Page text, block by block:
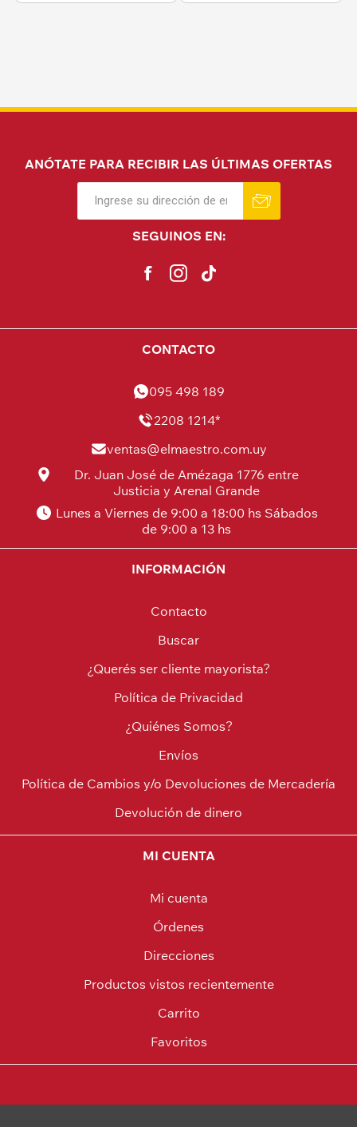
ANÓTATE PARA RECIBIR LAS ÚLTIMAS OFERTAS
SEGUINOS EN:
CONTACTO
095 498 189
2208 1214*
ventas@elmaestro.com.uy
Dr. Juan José de Amézaga 1776 entre
Justicia y Arenal Grande
Lunes a Viernes de 9:00 a 18:00 hs Sábados
de 9:00 a 13 hs
INFORMACIÓN
Contacto
Buscar
¿Querés ser cliente mayorista?
Política de Privacidad
¿Quiénes Somos?
Envíos
Política de Cambios y/o Devoluciones de Mercadería
Devolución de dinero
MI CUENTA
Mi cuenta
Órdenes
Direcciones
Productos vistos recientemente
Carrito
Favoritos